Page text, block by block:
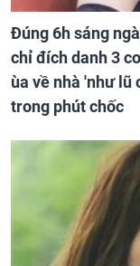
Đúng 6h sáng
chỉ đích danh 3
ùa về nhà 'như lũ
trong phút chốc